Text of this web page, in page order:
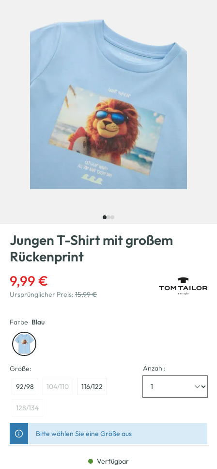
Jungen T-Shirt mit großem
Rückenprint
9,99 €
Ursprünglicher Preis: 15,99 €
Farbe Blau
Größe:
92/98 104/110 116/122
128/134
Anzahl:
Bitte wählen Sie eine Größe aus
Verfügbar